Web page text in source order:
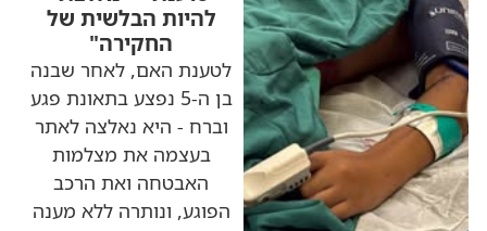
להיות הבלשית של
החקירה"
לטענת האם, לאחר שבנה
בן ה-5 נפצע בתאונת פגע
וברח - היא נאלצה לאתר
בעצמה את מצלמות
האבטחה ואת הרכב
הפוגע, ונותרה ללא מענה